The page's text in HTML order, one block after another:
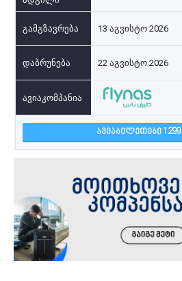
13 აგვისტო 2026
22 აგვისტო 2026
ᲐᲕᲘᲐᲑᲘᲚᲔᲗᲔᲑᲘ 1 299